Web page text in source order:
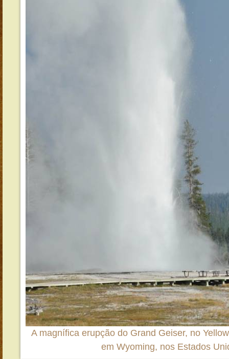
A magnífica erupção do Grand Geiser, no
em Wyoming, nos Estados